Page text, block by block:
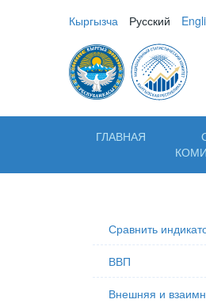
Кыргызча Русский
ГЛАВНАЯ
Сравнить
ВВП
Внешняя и